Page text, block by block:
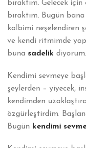
bıraktım. Gelecek
bıraktım. Bugün
kalbimi neşelendiren
ve kendi ritmimde
buna sadelik diyorum.
Kendimi sevmeye
şeylerden – yiyecek,
kendimden
özgürleştirdim.
Bugün kendimi